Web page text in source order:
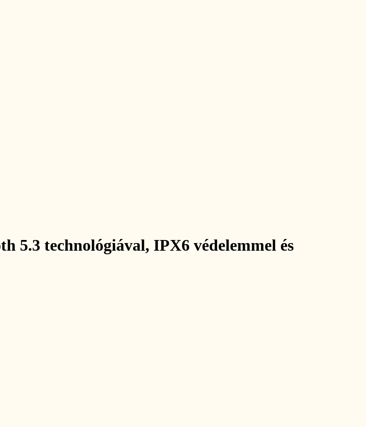
5.3 technológiával, IPX6 védelemmel és